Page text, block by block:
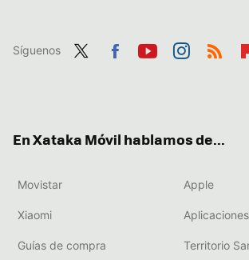
Síguenos
En Xataka Móvil hablamos de...
Movistar Apple
Xiaomi Aplicaciones
Guías de compra Territorio